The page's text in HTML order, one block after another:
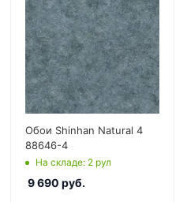
Обои Shinhan Natural 4
88646-4
На складе: 2 рул
9 690 руб.